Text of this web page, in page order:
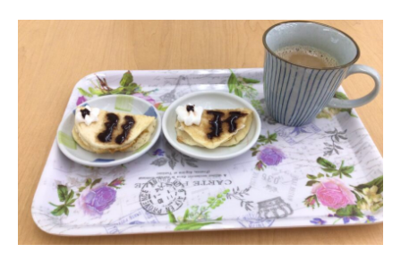
デイステーション
居宅介護・訪問介護
快護ラボ知技心
求人情報
info